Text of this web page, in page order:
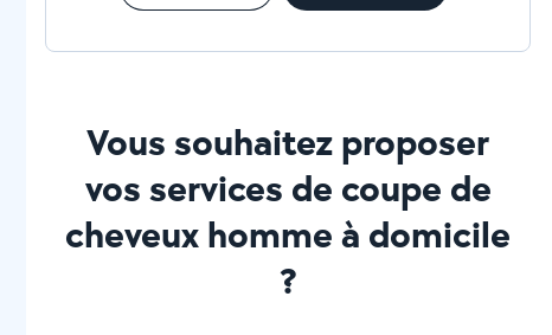
Vous souhaitez proposer
vos services de coupe de
cheveux homme à domicile
?